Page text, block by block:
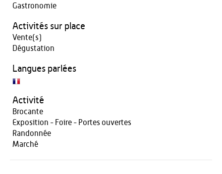
Gastronomie
Activités sur place
Vente(s)
Dégustation
Langues parlées
Activité
Brocante
Exposition - Foire - Portes ouvertes
Randonnée
Marché